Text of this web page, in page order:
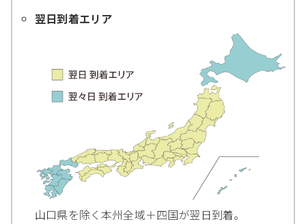
翌日到着エリア
山口県を除く本州全域＋四国が翌日到着。